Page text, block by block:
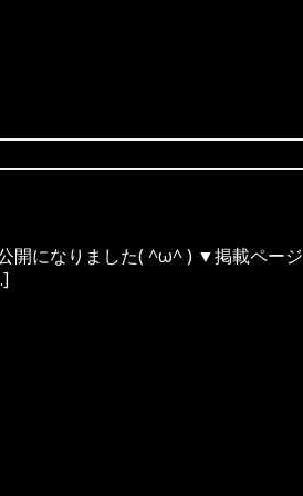
開になりました( ^ω^ ) ▼掲載ページ